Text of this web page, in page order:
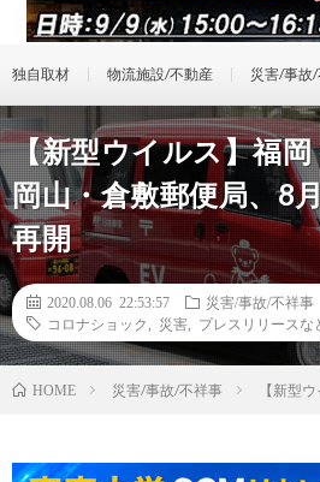
独自取材 物流施設/不動産 災害/事故
【新型ウイルス】福岡
岡山・倉敷郵便局、8
再開
2020.08.06 22:53:57
災害/事故/不祥事
コロナショック
災害 プレスリリースな
HOME 災害/事故/不祥事 【新型